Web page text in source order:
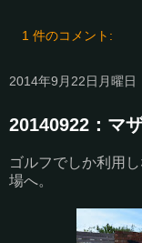
1 件のコメント:
2014年9月22日月曜日
20140922：マ
ゴルフでしか利用
場へ。